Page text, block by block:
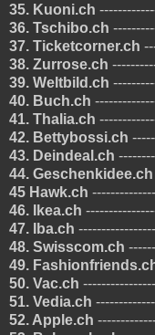
35. Kuoni.ch
36. Tschibo.ch
37. Ticketcorner.ch
38. Zurrose.ch
39. Weltbild.ch
40. Buch.ch
41. Thalia.ch
42. Bettybossi.ch
43. Deindeal.ch
44. Geschenkidee.ch
45 Hawk.ch
46. Ikea.ch
47. Iba.ch
48. Swisscom.ch
49.
50. Vac.ch
51. Vedia.ch
52. Apple.ch